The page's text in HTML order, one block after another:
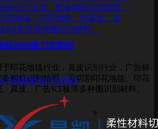
标识行业等，配备相机识别拍照，
花地毯、印花地垫、硅藻泥、真
KT板等多种图识别材料。
机识别振刀切割机
印花地毯行业，真皮识别行业，广告标
相机识别拍照，可切割印花地毯、印花
真皮、广告KT板等多种图识别材料。